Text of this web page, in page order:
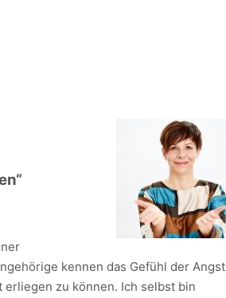
kennen das Gefühl der Angst
zu können. Ich selbst bin